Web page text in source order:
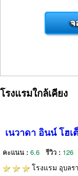
โรงแรมใกล้เคียง
เนวาดา อินน์ โฮเ
คะแนน : 6.6 รีวิว : 126
โรงแรม อุบลร